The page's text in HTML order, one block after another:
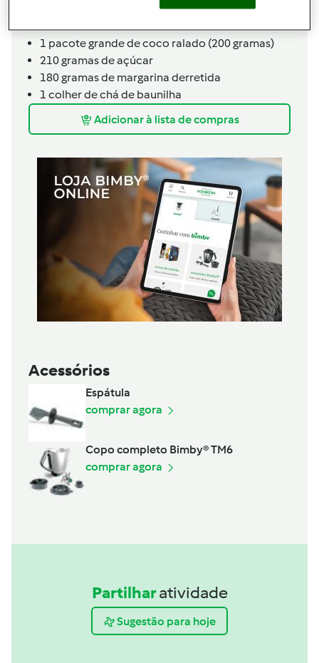
Recheio:
1 pacote grande de coco ralado (200 gramas)
210 gramas de açúcar
180 gramas de margarina derretida
1 colher de chá de baunilha
Adicionar à lista de compras
Acessórios
Espátula
comprar agora
Copo completo Bimby® TM6
comprar agora
Partilharatividade
Sugestão para hoje